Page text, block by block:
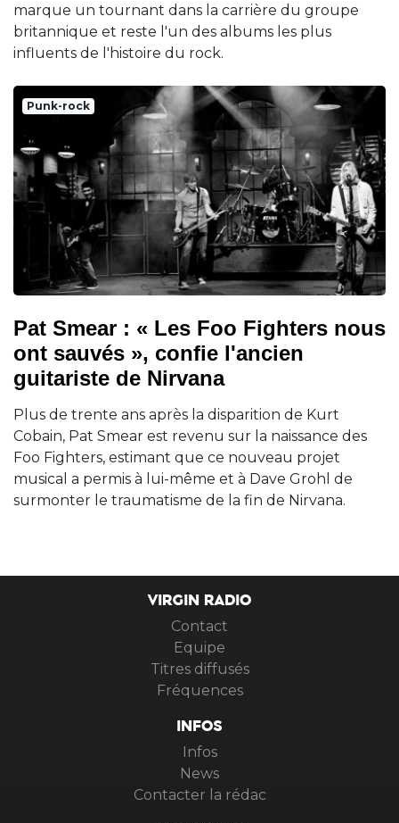
marque un tournant dans la carrière du groupe
britannique et reste l'un des albums les plus
influents de l'histoire du rock.
Punk-rock
Pat Smear : « Les Foo Fighters nous
ont sauvés », confie l'ancien
guitariste de Nirvana
Plus de trente ans après la disparition de Kurt
Cobain, Pat Smear est revenu sur la naissance des
Foo Fighters, estimant que ce nouveau projet
musical a permis à lui-même et à Dave Grohl de
surmonter le traumatisme de la fin de Nirvana.
VIRGIN RADIO
Contact
Equipe
Titres diffusés
Fréquences
INFOS
Infos
News
Contacter la rédac